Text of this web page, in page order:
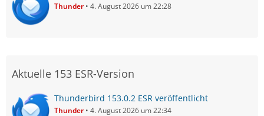
Thunder 4. August 2026 um 22:28
Aktuelle 153 ESR-Version
Thunderbird 153.0.2 ESR veröffentlicht
Thunder 4. August 2026 um 22:34